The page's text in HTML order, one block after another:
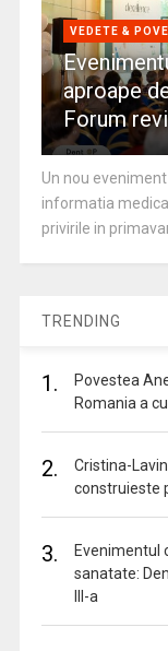
VEDETE &
aproape
Forum
Un nou
informatia
privirile in
TRENDING
1.
Povestea
Romania a
2.
Cristina-
construieste
3.
Evenimentul
sanatate:
III-a